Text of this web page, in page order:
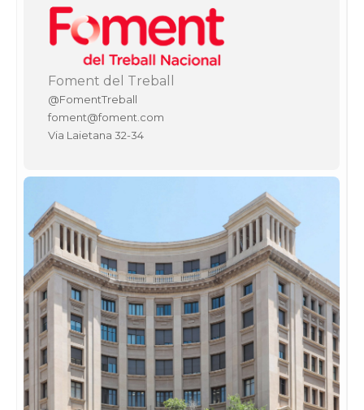
Foment del Treball
@FomentTreball
foment@foment.com
Via Laietana 32-34